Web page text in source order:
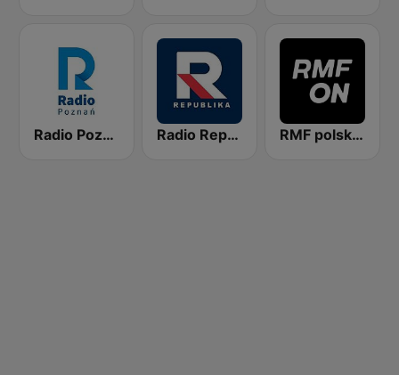
Radio Poznan Radio Republika RMF polskie przeboje